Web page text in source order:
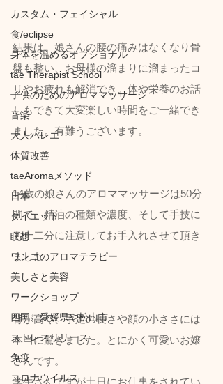
カスタム・フェイシャル
食/eclipse
身体を温めるオプショナル
tae Therapist School
子供のためのアロママッサージ
音楽
大人バレエ
体質改善
taeAromaメソッド
日本
ダイエット
瞑想
ワンコのアロマテラピー
美しさと美容
ワークショップ
四国、愛媛県や松山市
ストレスリリース
免疫
コロナウイルス
結果は、娘さんの腰の痛みはなくなり骨
盤も整い、お母様の溜まりに溜まったコ
リやお疲れも解消でき、体や栄養のお話
しもできて大変楽しい時間をご一緒でき
ました。有難うございます。
14歳の娘さんのアロママッサージは50分
間で、精油の種類や濃度、そして手技に
も十二分に注意してお手入れさせて頂き
ました。
背が高く、手足の長さや顔の小ささには
本当に驚きました。とにかく可愛いお嬢
さんです。
学生さんですが土日にお仕事をされてい